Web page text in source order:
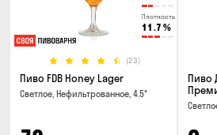
Плотность
11.7 %
(23)
Пиво FDB Honey Lager
Светлое, Нефильтрованное, 4.5°
Пиво